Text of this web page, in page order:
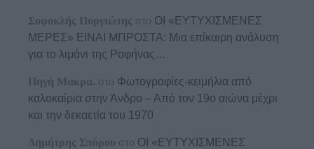
Σοφοκλής Πυργιώτης στο ΟΙ «ΕΥΤΥΧΙΣΜΕΝΕΣ
ΜΕΡΕΣ» ΕΙΝΑΙ ΜΠΡΟΣΤΑ: Μια επίκαιρη ανάλυση
για το λιμάνι της Ραφήνας…
Πηγή Μακρα. στο Φωτογραφίες-κειμήλια από
καλοκαίρια στην Άνδρο – Από τον 19ο αιώνα μέχρι
και την δεκαετία του 1970
Δημήτρης Σπύρου στο ΟΙ «ΕΥΤΥΧΙΣΜΕΝΕΣ